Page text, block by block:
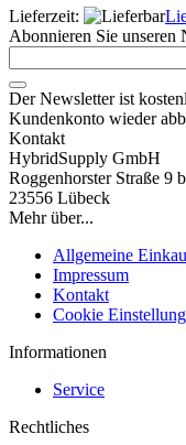
Lieferzeit:
Abonnieren Sie unseren
Der Newsletter ist
Kundenkonto wieder
Kontakt
HybridSupply GmbH
Roggenhorster Straße 9 b
23556 Lübeck
Mehr über...
Allgemeine
Impressum
Kontakt
Cookie
Informationen
Service
Rechtliches